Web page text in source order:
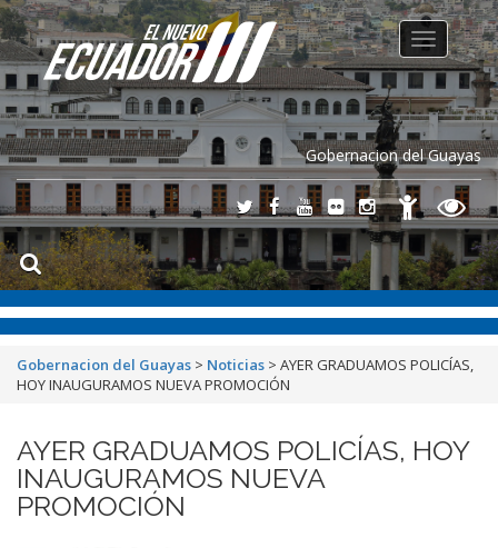
Gobernacion del Guayas
Toggle
navigation
Gobernacion del Guayas > Noticias > AYER GRADUAMOS POLICÍAS,
HOY INAUGURAMOS NUEVA PROMOCIÓN
AYER GRADUAMOS POLICÍAS, HOY
INAUGURAMOS NUEVA
PROMOCIÓN